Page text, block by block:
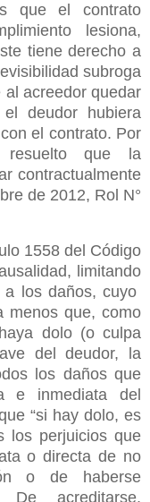
que el contrato
lesiona,
tiene derecho a
subroga
acreedor quedar
deudor hubiera
el contrato. Por
que la
contractualmente
de 2012, Rol N°
1558 del Código
limitando
a los daños, cuyo
menos que, como
dolo (o culpa
del deudor, la
los daños que
e inmediata del
“si hay dolo, es
los perjuicios que
o directa de no
o de haberse
De acreditarse,